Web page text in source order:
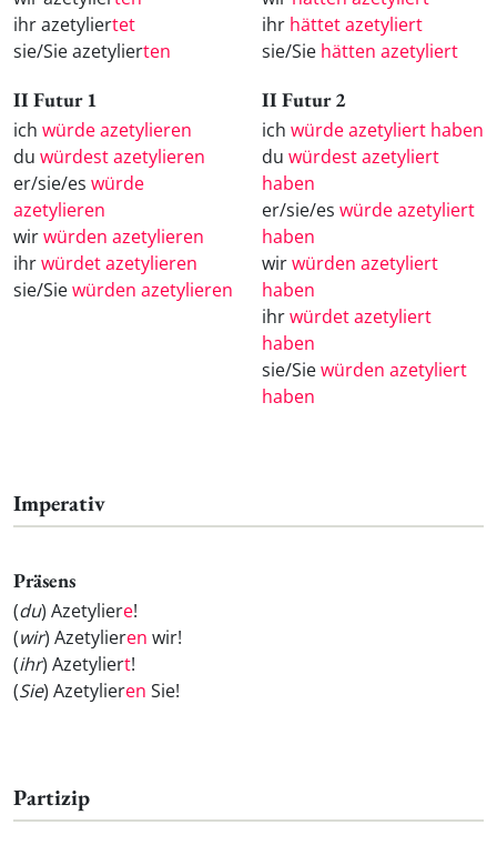
ihr azetyliertet
sie/Sie azetylierten
ihr hättet azetyliert
sie/Sie hätten azetyliert
II Futur 1
ich würde azetylieren
du würdest azetylieren
er/sie/es würde
azetylieren
wirwürden azetylieren
ihrwürdet azetylieren
sie/Siewürden azetylieren
II Futur 2
ich würde azetyliert haben
du würdest azetyliert
haben
er/sie/es würde azetyliert
haben
wirwürden azetyliert
haben
ihrwürdet azetyliert
haben
sie/Siewürden azetyliert
haben
Imperativ
Präsens
(du) Azetyliere!
(wir) Azetylieren wir!
(ihr) Azetyliert!
(Sie) Azetylieren Sie!
Partizip